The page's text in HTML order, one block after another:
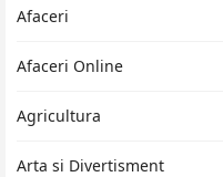
Afaceri
Afaceri Online
Agricultura
Arta si Divertisment